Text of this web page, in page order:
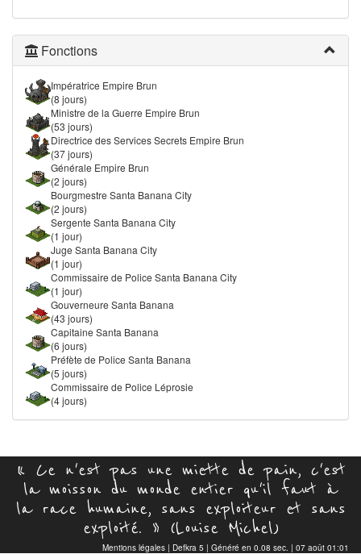
Fonctions
Impératrice Empire Brun
(8 jours)
Ministre de la Guerre Empire Brun
(53 jours)
Directrice des Services Secrets Empire Brun
(37 jours)
Générale Empire Brun
(2 jours)
Bourgmestre Santa Banana City
(2 jours)
Sergente Santa Banana City
(1 jour)
Juge Santa Banana City
(1 jour)
Commissaire de Police Santa Banana City
(1 jour)
Gouverneure Santa Banana
(43 jours)
Capitaine Santa Banana
(6 jours)
Préfète de Police Santa Banana
(5 jours)
Commissaire de Police Léprosie
(4 jours)
« Ce n'est pas une miette de pain, c'est
la moisson du monde entier qu'il faut à
la race humaine, sans exploiteur et sans
exploité. » (Louise Michel)
Mentions légales | Defkra 5 | Généré en 0.08 sec. | 07 août 01:01